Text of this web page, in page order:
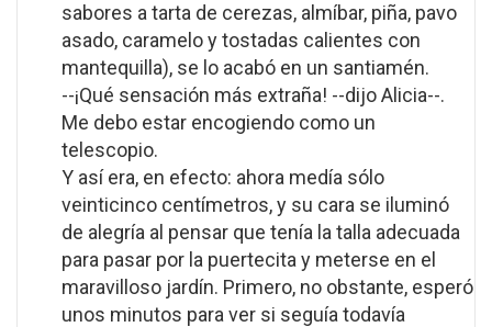
sabores a tarta de cerezas, almíbar, piña, pavo
asado, caramelo y tostadas calientes con
mantequilla), se lo acabó en un santiamén.
--¡Qué sensación más extraña! --dijo Alicia--.
Me debo estar encogiendo como un
telescopio.
Y así era, en efecto: ahora medía sólo
veinticinco centímetros, y su cara se iluminó
de alegría al pensar que tenía la talla adecuada
para pasar por la puertecita y meterse en el
maravilloso jardín. Primero, no obstante, esperó
unos minutos para ver si seguía todavía